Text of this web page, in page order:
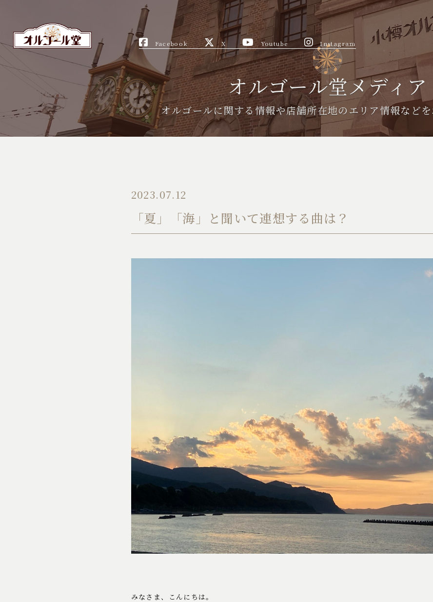
Facebook X Youtube Instagram
オルゴール堂メディア
オルゴールに関する情報や店舗所在地のエリア情報など
2023.07.12
「夏」「海」と聞いて連想する曲は？
みなさま、こんにちは。